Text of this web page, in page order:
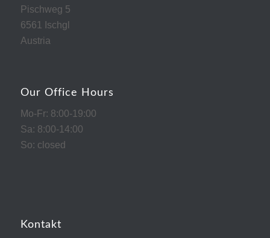
Pischweg 5
6561 Ischgl
Austria
Our Office Hours
Mo-Fr: 8:00-19:00
Sa: 8:00-14:00
So: closed
Kontakt